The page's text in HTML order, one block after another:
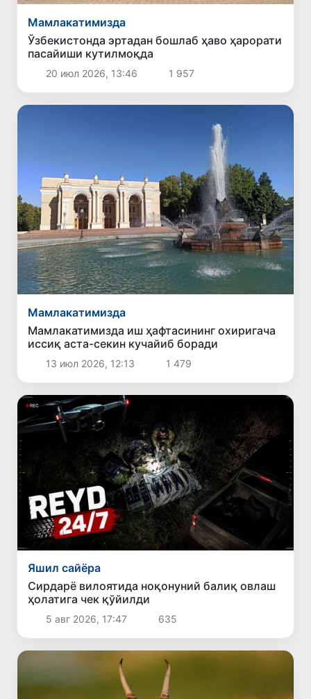
Мамлакатимизда
Ўзбекистонда эртадан бошлаб ҳаво ҳарорати
пасайиши кутилмоқда
20 июл 2026, 13:46 1 957
Мамлакатимизда
Мамлакатимизда иш ҳафтасининг охиригача
иссиқ аста-секин кучайиб боради
13 июл 2026, 12:13 1 479
Яшил сайёра
Сирдарё вилоятида ноқонуний балиқ овлаш
ҳолатига чек қўйилди
5 авг 2026, 17:47 635